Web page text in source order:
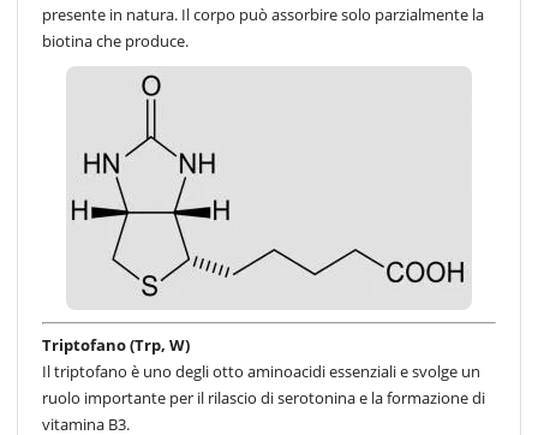
presente in natura. Il corpo può assorbire solo parzialmente la
biotina che produce.
Triptofano (Trp, W)
Il triptofano è uno degli otto aminoacidi essenziali e svolge un
ruolo importante per il rilascio di serotonina e la formazione di
vitamina B3.